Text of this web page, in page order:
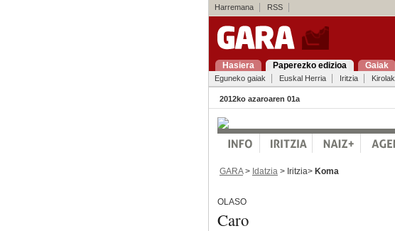
Harremana RSS
Hasiera Paperezko edizioa Gaiak
Eguneko gaiak Euskal Herria Iritzia Kirolak
2012ko azaroaren 01a
GARA> Idatzia > Iritzia> Koma
OLASO
Caro